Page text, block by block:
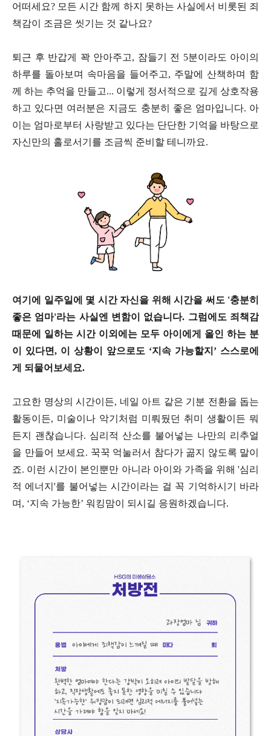
어떠세요? 모든 시간 함께 하지 못하는 사실에서 비롯된 죄
책감이 조금은 씻기는 것 같나요?
퇴근 후 반갑게 꽉 안아주고, 잠들기 전 5분이라도 아이의
하루를 돌아보며 속마음을 들어주고, 주말에 산책하며 함
께 하는 추억을 만들고... 이렇게 정서적으로 깊게 상호작용
하고 있다면 여러분은 지금도 충분히 좋은 엄마입니다. 아
이는 엄마로부터 사랑받고 있다는 단단한 기억을 바탕으로
자신만의 홀로서기를 조금씩 준비할 테니까요.
여기에 일주일에 몇 시간 자신을 위해 시간을 써도 '충분히
좋은 엄마'라는 사실엔 변함이 없습니다. 그럼에도 죄책감
때문에 일하는 시간 이외에는 모두 아이에게 올인 하는 분
이 있다면, 이 상황이 앞으로도 ‘지속 가능할지’ 스스로에
게 되물어보세요.
고요한 명상의 시간이든, 네일 아트 같은 기분 전환을 돕는
활동이든, 미술이나 악기처럼 미뤄뒀던 취미 생활이든 뭐
든지 괜찮습니다. 심리적 산소를 불어넣는 나만의 리추얼
을 만들어 보세요. 꾹꾹 억눌러서 참다가 곪지 않도록 말이
죠. 이런 시간이 본인뿐만 아니라 아이와 가족을 위해 '심리
적 에너지'를 불어넣는 시간이라는 걸 꼭 기억하시기 바라
며, ‘지속 가능한’ 워킹맘이 되시길 응원하겠습니다.